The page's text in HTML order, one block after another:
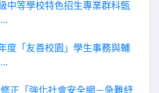
中等學校特色招生專業群科甄
度「友善校園」學生事務與輔
正「強化社會安全網－急難紓